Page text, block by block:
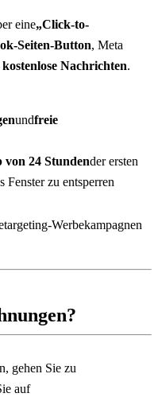
eine„Click-to-
Seiten-Button, Meta
Nachrichten.
undfreie
von 24 Stundender ersten
Fenster zu entsperren
Werbekampagnen
gehen Sie zu
auf